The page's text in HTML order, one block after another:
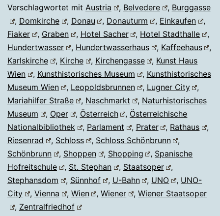
Verschlagwortet mit Austria , Belvedere , Burggasse
, Domkirche , Donau , Donauturm , Einkaufen
,
Fiaker
, Graben , Hotel Sacher , Hotel Stadthalle
,
Hundertwasser
, Hundertwasserhaus , Kaffeehaus
,
Karlskirche
, Kirche , Kirchengasse , Kunst Haus
Wien
, Kunsthistorisches Museum , Kunsthistorisches
Museum Wien
, Leopoldsbrunnen , Lugner City
,
Mariahilfer Straße
, Naschmarkt , Naturhistorisches
Museum
, Oper , Österreich , Österreichische
Nationalbibliothek
, Parlament , Prater , Rathaus
,
Riesenrad
, Schloss , Schloss Schönbrunn
,
Schönbrunn
, Shoppen , Shopping , Spanische
Hofreitschule
, St. Stephan , Staatsoper
,
Stephansdom
, Sünnhof , U-Bahn , UNO , UNO-
City
, Vienna , Wien ,Wiener ,Wiener Staatsoper
, Zentralfriedhof